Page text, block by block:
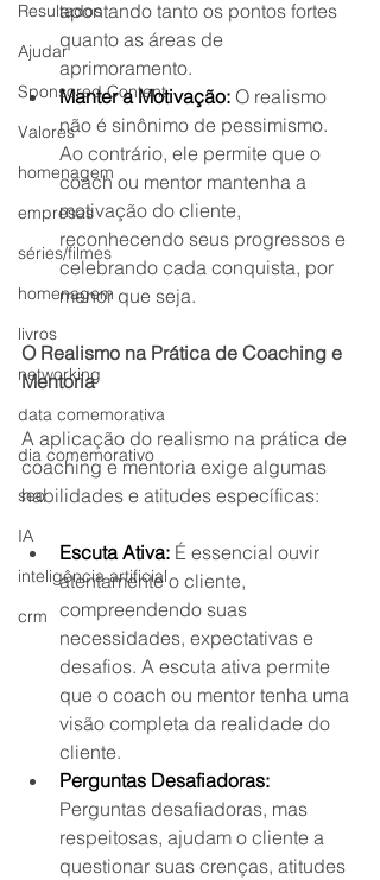
Resultados
Ajudar
Sponsored Content
Valores
homenagem
empresas
séries/filmes
homenagem
livros
networking
data comemorativa
dia comemorativo
seo
IA
inteligência artificial
crm
apontando tanto os pontos fortes
quanto as áreas de
aprimoramento.
Manter a Motivação: O realismo
não é sinônimo de pessimismo.
Ao contrário, ele permite que o
coach ou mentor mantenha a
motivação do cliente,
reconhecendo seus progressos e
celebrando cada conquista, por
menor que seja.
O Realismo na Prática de Coaching e
Mentoria
A aplicação do realismo na prática de
coaching e mentoria exige algumas
habilidades e atitudes específicas:
Escuta Ativa: É essencial ouvir
atentamente o cliente,
compreendendo suas
necessidades, expectativas e
desafios. A escuta ativa permite
que o coach ou mentor tenha uma
visão completa da realidade do
cliente.
Perguntas Desafiadoras:
Perguntas desafiadoras, mas
respeitosas, ajudam o cliente a
questionar suas crenças, atitudes